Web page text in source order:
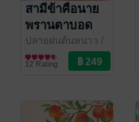
สามีข้าคือนาย
พรานตาบอด
ปลายฝนต้นหนาว /
Thonkao_oo
นิยายรักจีนโบราณ
12 Rating